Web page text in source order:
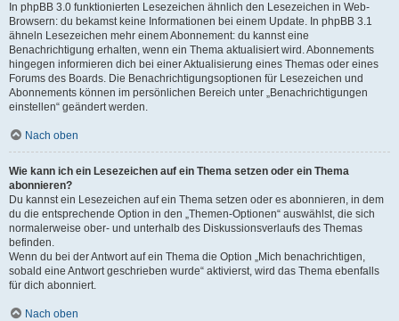
In phpBB 3.0 funktionierten Lesezeichen ähnlich den Lesezeichen in Web-
Browsern: du bekamst keine Informationen bei einem Update. In phpBB 3.1
ähneln Lesezeichen mehr einem Abonnement: du kannst eine
Benachrichtigung erhalten, wenn ein Thema aktualisiert wird. Abonnements
hingegen informieren dich bei einer Aktualisierung eines Themas oder eines
Forums des Boards. Die Benachrichtigungsoptionen für Lesezeichen und
Abonnements können im persönlichen Bereich unter „Benachrichtigungen
einstellen“ geändert werden.
Nach oben
Wie kann ich ein Lesezeichen auf ein Thema setzen oder ein Thema
abonnieren?
Du kannst ein Lesezeichen auf ein Thema setzen oder es abonnieren, in dem
du die entsprechende Option in den „Themen-Optionen“ auswählst, die sich
normalerweise ober- und unterhalb des Diskussionsverlaufs des Themas
befinden.
Wenn du bei der Antwort auf ein Thema die Option „Mich benachrichtigen,
sobald eine Antwort geschrieben wurde“ aktivierst, wird das Thema ebenfalls
für dich abonniert.
Nach oben